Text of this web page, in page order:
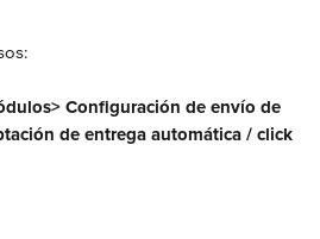
Configuración de envío de
de entrega automática / click